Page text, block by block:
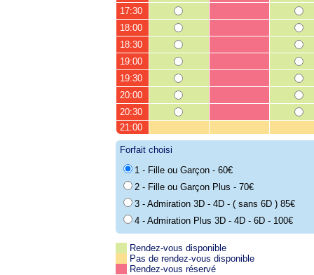
17:30
18:00
18:30
19:00
19:30
20:00
20:30
21:00
Forfait choisi
1 - Fille ou Garçon - 60€
2 - Fille ou Garçon Plus - 70€
3 - Admiration 3D - 4D - ( sans 6D ) 85€
4 - Admiration Plus 3D - 4D - 6D - 100€
Rendez-vous disponible
Pas de rendez-vous disponible
Rendez-vous réservé